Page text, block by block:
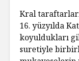
Kral
16. yüzyılda
koyuldukları
suretiyle